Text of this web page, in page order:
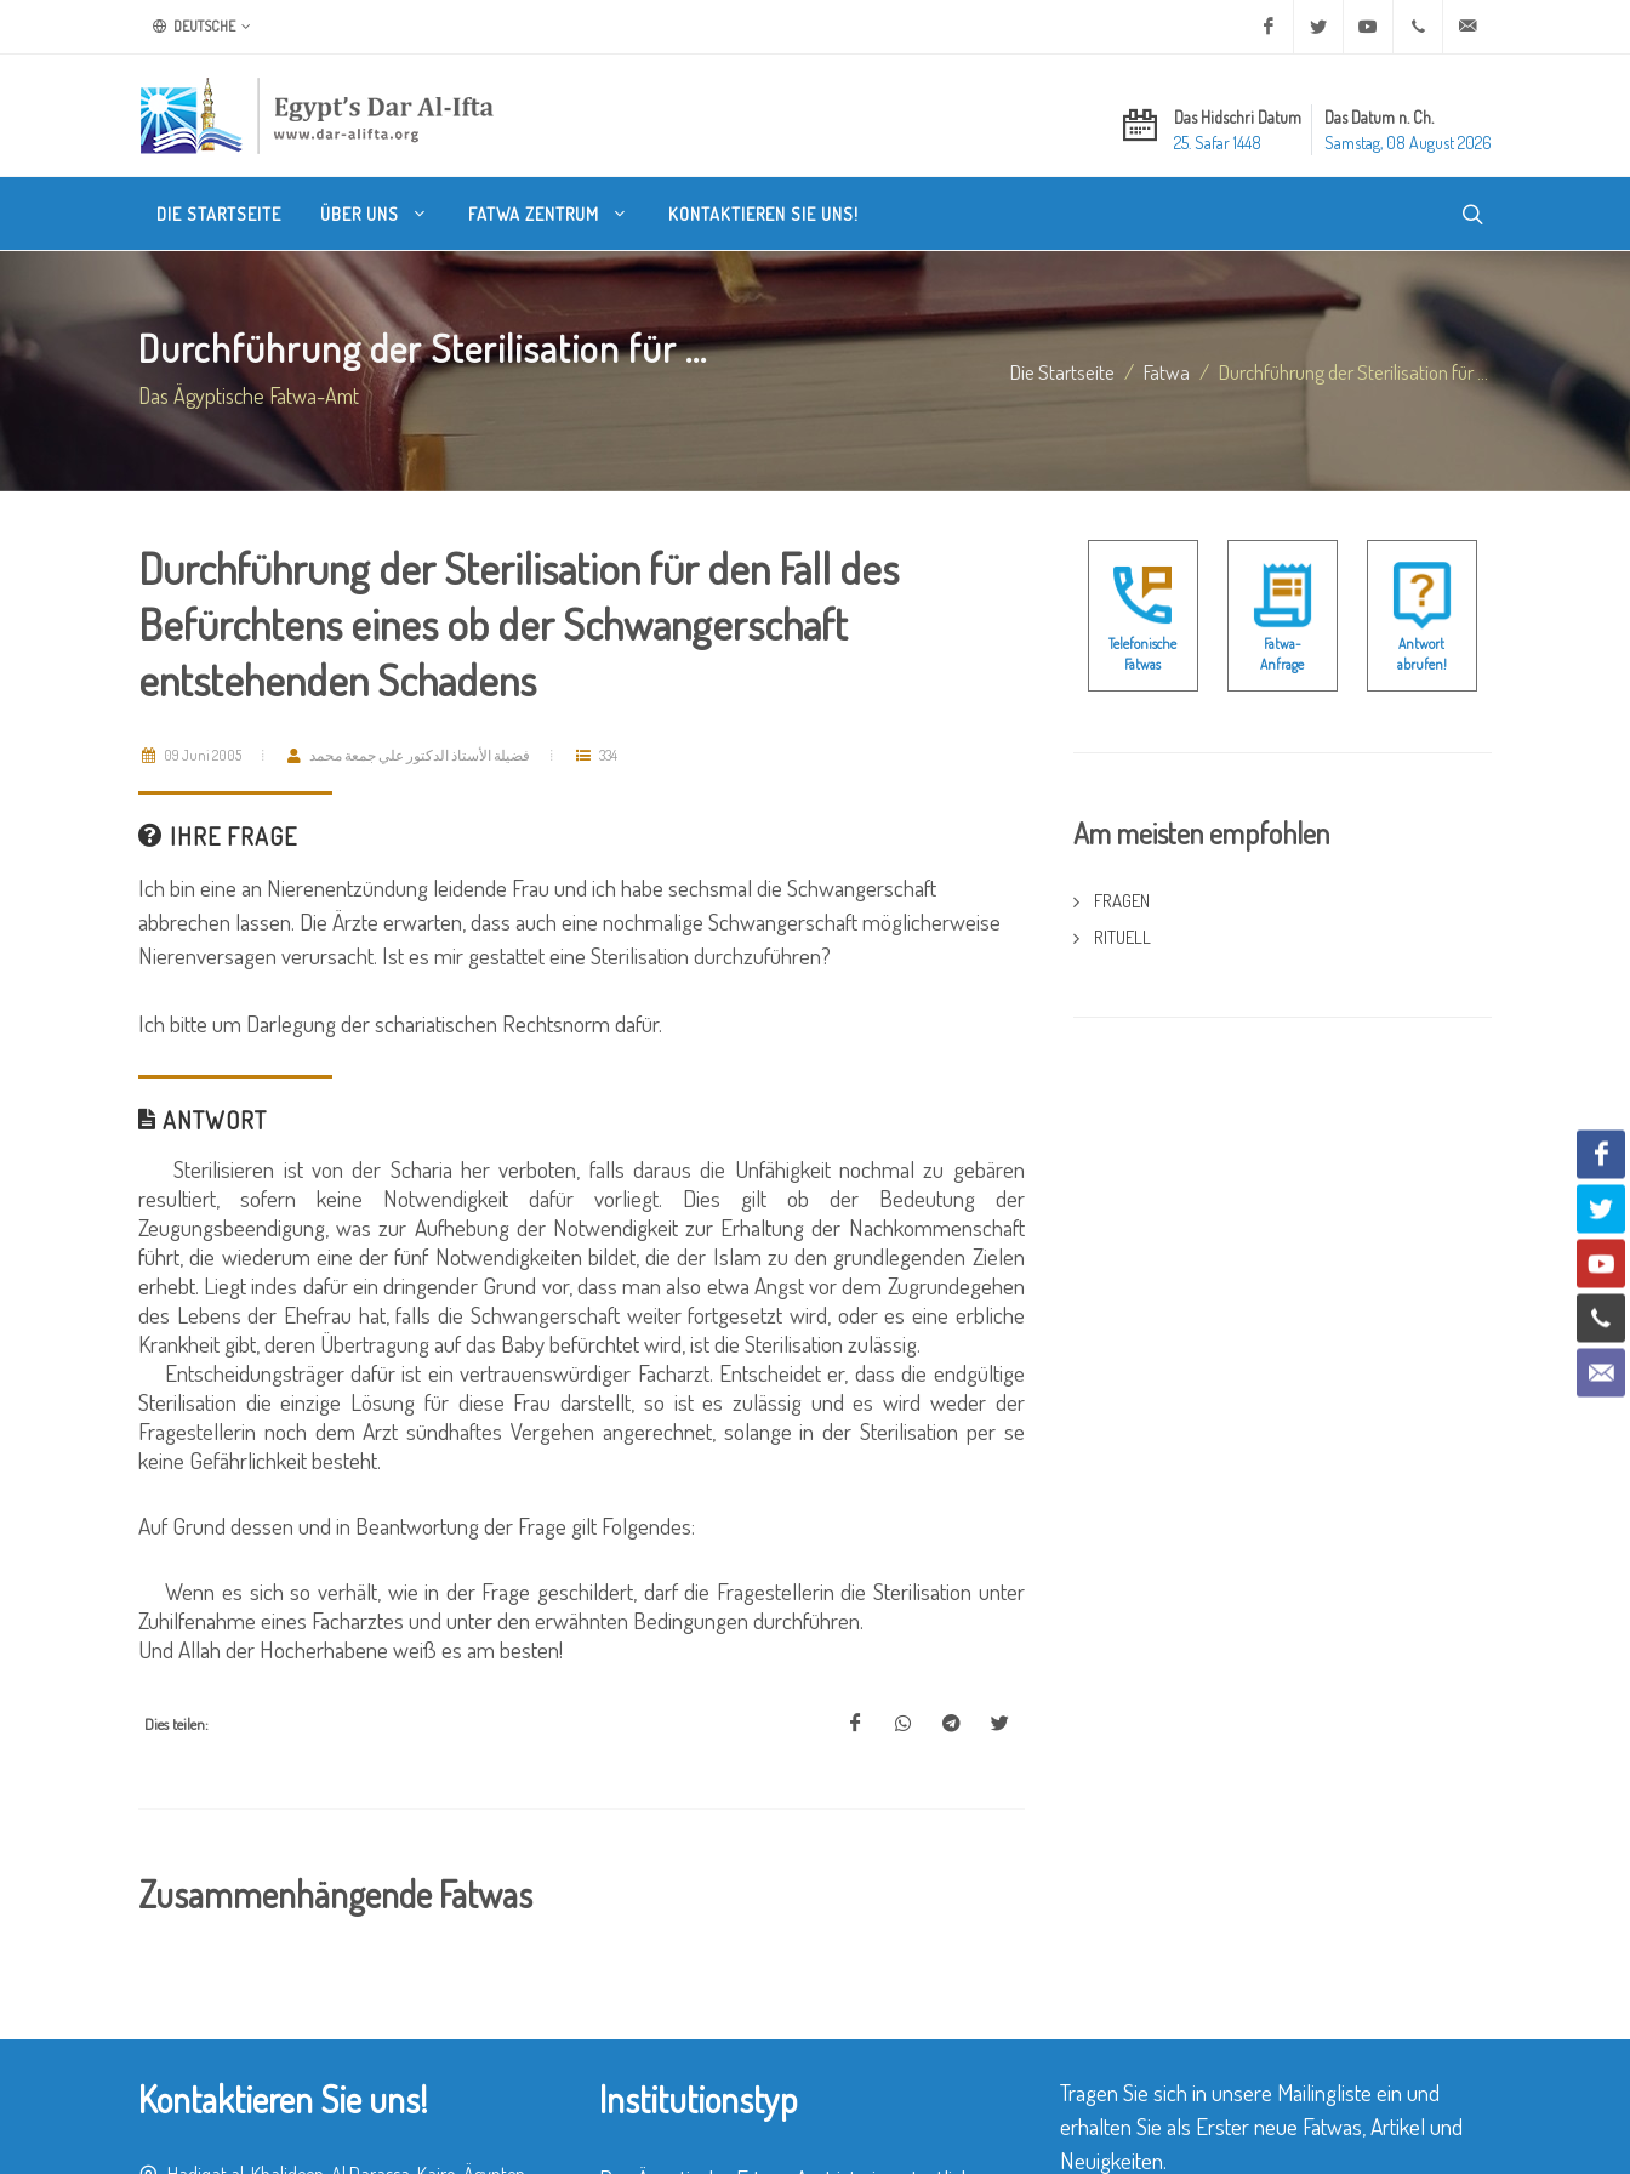
DEUTSCHE Facebook Twitter Youtube +20 2 25970400
Das Hidschri Datum
25. Safar 1448
Das Datum n. Ch.
Samstag, 08 August 2026
DIE STARTSEITE ÜBER UNS FATWA ZENTRUM KONTAKTIEREN SIE UNS!
Durchführung der Sterilisation für ...
Das Ägyptische Fatwa-Amt
Die Startseite Fatwa Durchführung der Sterilisation für ...
Durchführung der Sterilisation für den Fall des
Befürchtens eines ob der Schwangerschaft
entstehenden Schadens
09 Juni 2005 فضيلة الأستاذ الدكتور علي جمعة محمد 334
IHRE FRAGE
Ich bin eine an Nierenentzündung leidende Frau und ich habe sechsmal die Schwangerschaft
abbrechen lassen. Die Ärzte erwarten, dass auch eine nochmalige Schwangerschaft möglicherweise
Nierenversagen verursacht. Ist es mir gestattet eine Sterilisation durchzuführen?
Ich bitte um Darlegung der schariatischen Rechtsnorm dafür.
ANTWORT
Sterilisieren ist von der Scharia her verboten, falls daraus die Unfähigkeit nochmal zu gebären
resultiert, sofern keine Notwendigkeit dafür vorliegt. Dies gilt ob der Bedeutung der
Zeugungsbeendigung, was zur Aufhebung der Notwendigkeit zur Erhaltung der Nachkommenschaft
führt, die wiederum eine der fünf Notwendigkeiten bildet, die der Islam zu den grundlegenden Zielen
erhebt. Liegt indes dafür ein dringender Grund vor, dass man also etwa Angst vor dem Zugrundegehen
des Lebens der Ehefrau hat, falls die Schwangerschaft weiter fortgesetzt wird, oder es eine erbliche
Krankheit gibt, deren Übertragung auf das Baby befürchtet wird, ist die Sterilisation zulässig.
Entscheidungsträger dafür ist ein vertrauenswürdiger Facharzt. Entscheidet er, dass die endgültige
Sterilisation die einzige Lösung für diese Frau darstellt, so ist es zulässig und es wird weder der
Fragestellerin noch dem Arzt sündhaftes Vergehen angerechnet, solange in der Sterilisation per se
keine Gefährlichkeit besteht.
Auf Grund dessen und in Beantwortung der Frage gilt Folgendes:
Wenn es sich so verhält, wie in der Frage geschildert, darf die Fragestellerin die Sterilisation unter
Zuhilfenahme eines Facharztes und unter den erwähnten Bedingungen durchführen.
Und Allah der Hocherhabene weiß es am besten!
Dies teilen:
Zusammenhängende Fatwas
Telefonische
Fatwas
Fatwa-
Anfrage
Antwort
abrufen!
Am meisten empfohlen
FRAGEN
RITUELL
Kontaktieren Sie uns! Institutionstyp
Tragen Sie sich in unsere Mailingliste ein und
erhalten Sie als Erster neue Fatwas, Artikel und
Neuigkeiten.